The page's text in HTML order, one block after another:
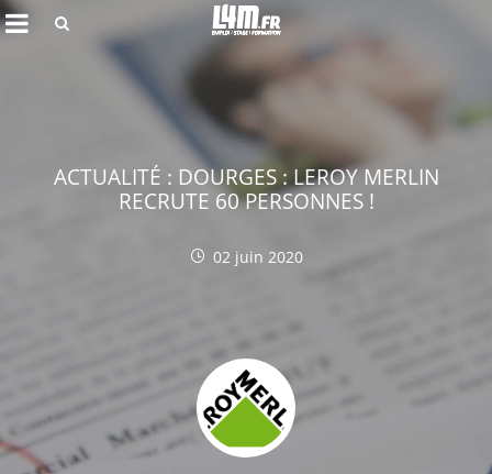
ACTUALITÉ : DOURGES : LEROY MERLIN
RECRUTE 60 PERSONNES !
02 juin 2020